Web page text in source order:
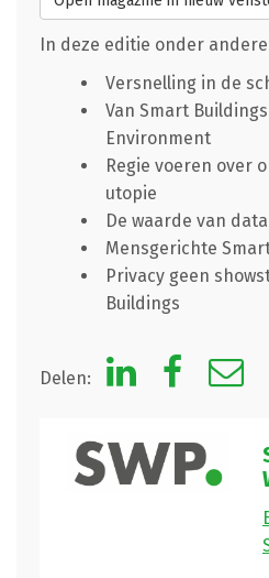
In deze editie onder
Versnelling in de
Van Smart
Environment
Regie voeren over
utopie
De waarde van
Mensgerichte
Privacy geen
Buildings
Delen: